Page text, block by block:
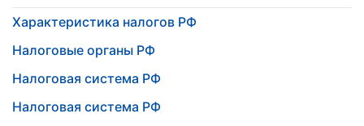
Характеристика налогов РФ
Налоговые органы РФ
Налоговая система РФ
Налоговая система РФ